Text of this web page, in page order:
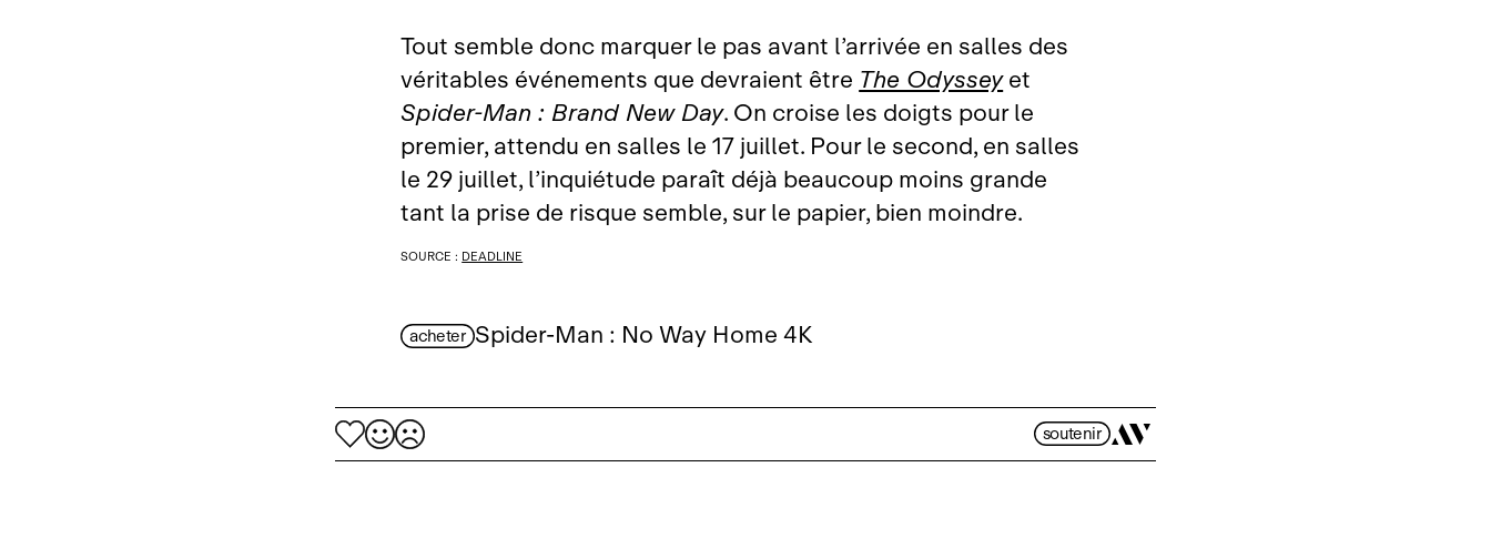
Tout semble donc marquer le pas avant l’arrivée en salles des
véritables événements que devraient être The Odysseyet
Spider‑Man : Brand New Day. On croise les doigts pour le
premier, attendu en salles le 17 juillet. Pour le second, en salles
le 29 juillet, l’inquiétude paraît déjà beaucoup moins grande
tant la prise de risque semble, sur le papier, bien moindre.
SOURCE : DEADLINE
acheter Spider-Man : No Way Home 4K
soutenir